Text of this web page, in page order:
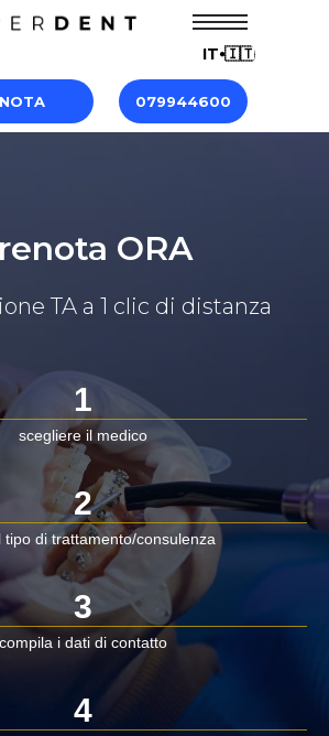
079944600
IT⦁🇮🇹
ORA
TA a 1 clic di distanza
1
scegliere il medico
2
tipo di trattamento/consulenza
3
compila i dati di contatto
4